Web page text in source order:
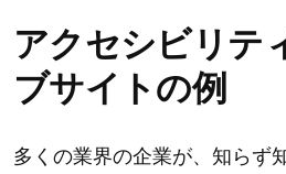
アクセシビリテ
ブサイトの例
多くの業界の企業が、知らず